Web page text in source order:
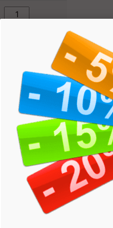
di acidi grassi
dei crostacei);
degli acidi grassi;
Q10); addensante:
naturale; conservanti:
E (tocoferil acetato);
sucralosio; vitamina D3